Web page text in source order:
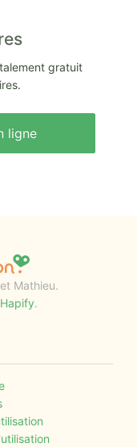
gratuit
ligne
Mathieu.
Hapify.